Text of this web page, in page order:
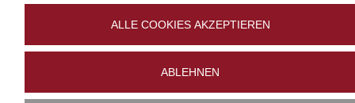
ALLE COOKIES AKZEPTIEREN
ABLEHNEN